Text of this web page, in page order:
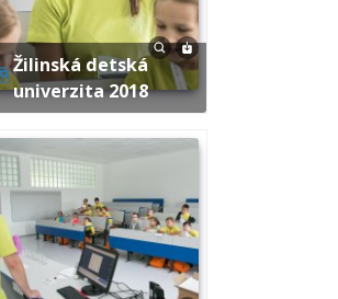
Žilinská detská
univerzita 2018